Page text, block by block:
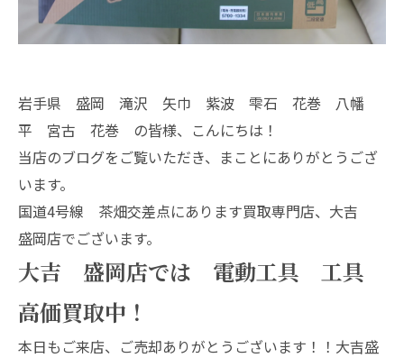
岩手県 盛岡 滝沢 矢巾 紫波 雫石 花巻 八幡
平 宮古 花巻 の皆様、こんにちは！
当店のブログをご覧いただき、まことにありがとうござ
います。
国道4号線 茶畑交差点にあります買取専門店、大吉
盛岡店でございます。
大吉 盛岡店では 電動工具 工具
高価買取中！
本日もご来店、ご売却ありがとうございます！！大吉盛